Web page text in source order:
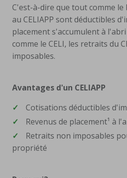
C'est-à-dire que tout comme le
au CELIAPP sont déductibles
placement s'accumulent à
comme le CELI, les retraits du
imposables.
Avantages d'un CELIAPP
✓
Cotisations déductibles
✓
Revenus de placement¹ à
✓
Retraits non imposables
propriété